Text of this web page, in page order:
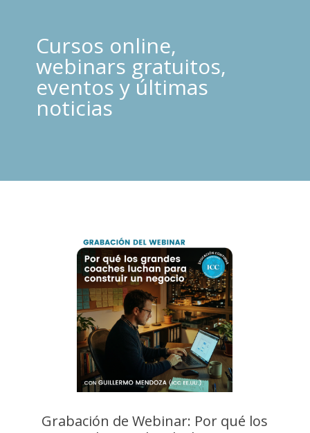
Cursos online,
webinars gratuitos,
eventos y últimas
noticias
Grabación de Webinar: Por qué los